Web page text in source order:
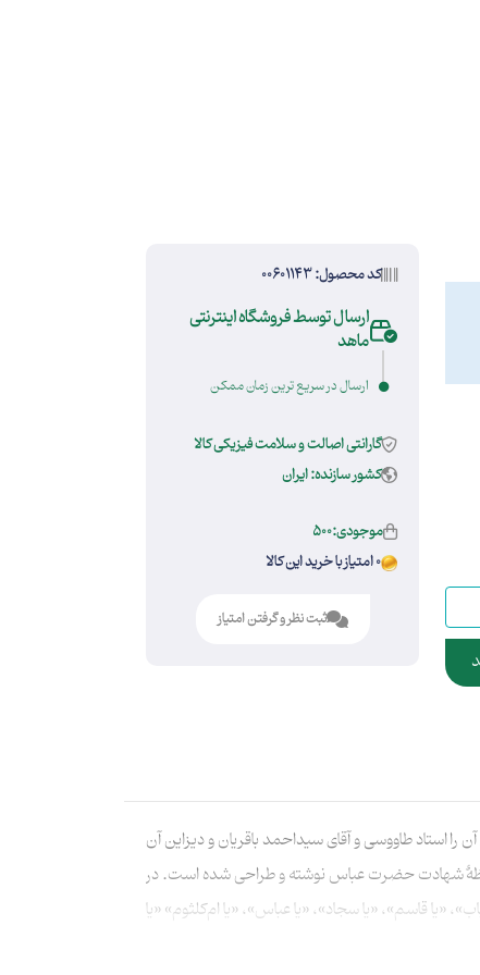
کد محصول: 00601143
ارسال توسط فروشگاه اینترنتی
ماهد
ارسال در سریع ترین زمان ممکن
گارانتی اصالت و سلامت فیزیکی کالا
کشور سازنده: ایران
موجودی:500
0 امتیاز با خرید این کالا
ثبت نظر و گرفتن امتیاز
طاووسی و آقای سیداحمد باقریان و دیزاین آن
لحظهٔ شهادت حضرت عباس نوشته و طراحی شده است. در
«یا قاسم»، «یا سجاد»، «یا عباس»، «یا ام‌‌کلثوم» «یا
عالم همه دیوانهٔ اوست، این چه شمعی‌ست که جان‌ها